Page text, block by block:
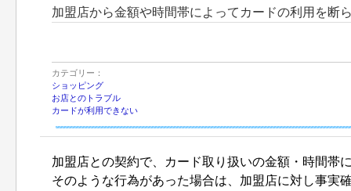
加盟店から金額や時間帯によってカードの利用を断
カテゴリー：
ショッピング
お店とのトラブル
カードが利用できない
加盟店との契約で、カード取り扱いの金額・時間帯
そのような行為があった場合は、加盟店に対し事実